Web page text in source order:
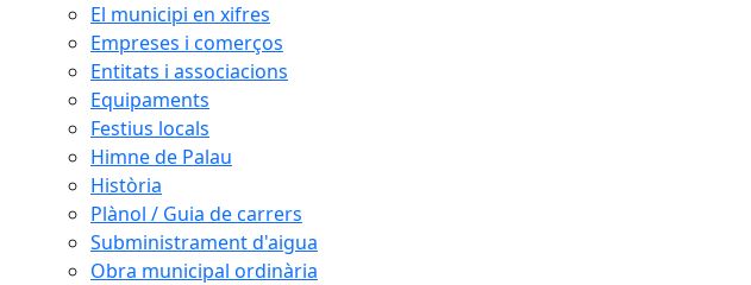
El municipi en xifres
Empreses i comerços
Entitats i associacions
Equipaments
Festius locals
Himne de Palau
Història
Plànol / Guia de carrers
Subministrament d'aigua
Obra municipal ordinària